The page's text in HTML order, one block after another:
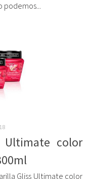
podemos...
Ultimate color
Gliss Ultimate color